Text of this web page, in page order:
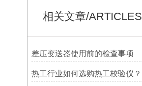
相关文章/ARTICLES
差压变送器使用前的检查事项
热工行业如何选购热工校验仪？